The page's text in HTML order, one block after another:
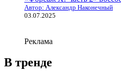
Автор: Александр Наконечный
03.07.2025
Реклама
В тренде